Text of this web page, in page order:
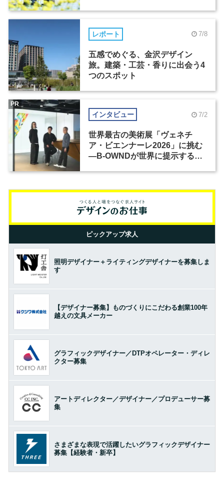
レポート 7/8
五感でめぐる、金沢デザイン
旅。建築・工芸・香りに出会う4
つのスポット
インタビュー 7/2
世界最古の美術展「ヴェネチ
ア・ビエンナーレ2026」に挑む
―B-OWNDが世界に提示する美
PR
ピックアップ求人
照明デザイナー＋ライティングデザイナーを募集しま
す
【デザイナー募集】ものづくりにこだわる創業100年
越えの文具メーカー
グラフィックデザイナー／DTPオペレーター・ディレ
クター募集
アートディレクター／デザイナー／プロデューサー募
集
さまざまな表現で活躍したいグラフィックデザイナー
募集【経験者・新卒】